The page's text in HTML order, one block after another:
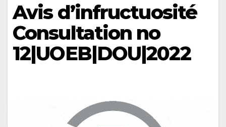
Avis d’infructuosité
Consultation no
12|UOEB|DOU|2022